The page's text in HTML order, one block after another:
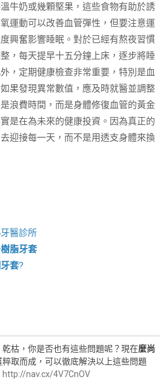
牛奶或幾顆堅果，這些食物有助於誘
運動可以改善血管彈性，但要注意運
興奮影響睡眠。對於已經有熬夜習慣
，每天提早十五分鐘上床，逐步將睡
，定期健康檢查非常重要，特別是血
果發現異常數值，應及時就醫並調整
浪費時間，而是身體修復血管的黃金
是在為未來的健康投資。因為真正的
迎接每一天，而不是用透支身體來換
牙醫診所
脂牙套
套?
枯，你是否也有這些問題呢？現在麼尚
取而成，可以徹底解決以上這些問題
http://nav.cx/4V7CnOV